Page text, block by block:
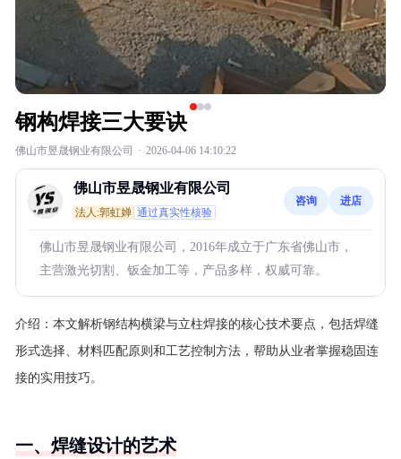
钢构焊接三大要诀
佛山市昱晟钢业有限公司 · 2026-04-06 14:10:22
佛山市昱晟钢业有限公司
法人:郭虹婵 通过真实性核验
咨询 进店
佛山市昱晟钢业有限公司，2016年成立于广东省佛山市，
主营激光切割、钣金加工等，产品多样，权威可靠。
介绍： 本文解析钢结构横梁与立柱焊接的核心技术要点，包括焊缝
形式选择、材料匹配原则和工艺控制方法，帮助从业者掌握稳固连
接的实用技巧。
一、焊缝设计的艺术